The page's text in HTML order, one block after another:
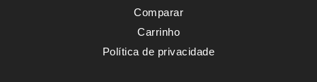
Comparar
Carrinho
Política de privacidade